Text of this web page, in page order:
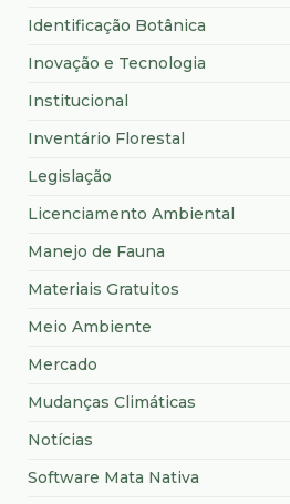
Identificação Botânica
Inovação e Tecnologia
Institucional
Inventário Florestal
Legislação
Licenciamento Ambiental
Manejo de Fauna
Materiais Gratuitos
Meio Ambiente
Mercado
Mudanças Climáticas
Notícias
Software Mata Nativa